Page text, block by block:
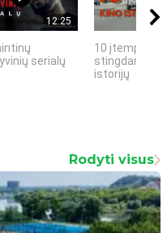
12:25
serialų
10 įtemptų,
stingdančių
istorijų
Rodyti visus